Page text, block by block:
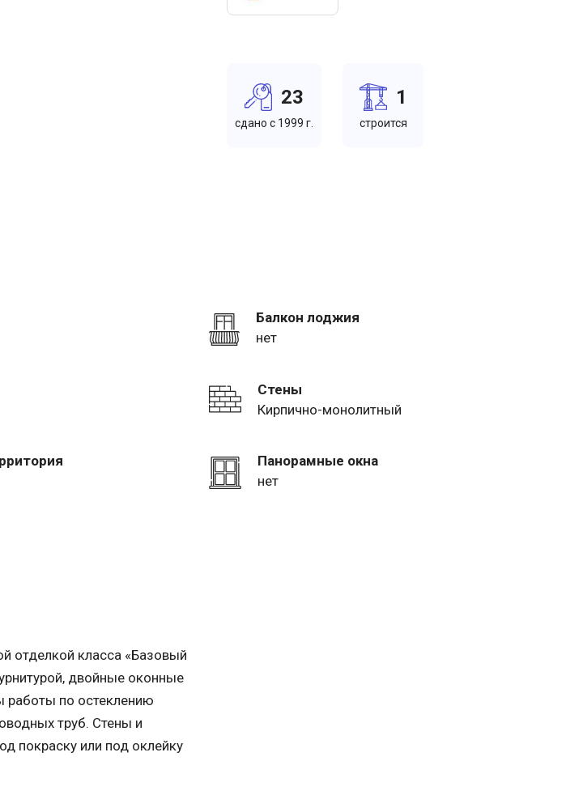
23
cдано c 1999 г.
1
cтроится
Балкон лоджия
нет
Стены
Кирпично-монолитный
Панорамные окна
нет
отделкой класса «Базовый
двойные оконные
работы по остеклению
труб. Стены и
покраску или под оклейку